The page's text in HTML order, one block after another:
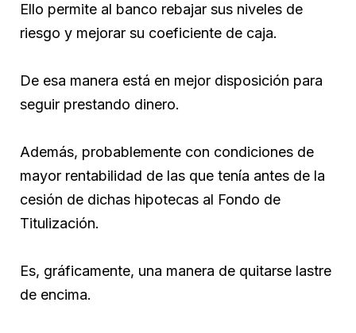
Ello permite al banco rebajar sus niveles de
riesgo y mejorar su coeficiente de caja.
De esa manera está en mejor disposición para
seguir prestando dinero.
Además, probablemente con condiciones de
mayor rentabilidad de las que tenía antes de la
cesión de dichas hipotecas al Fondo de
Titulización.
Es, gráficamente, una manera de quitarse lastre
de encima.